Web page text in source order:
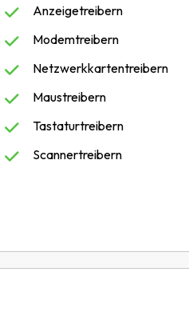
Anzeigetreibern
Modemtreibern
Netzwerkkartentreibern
Maustreibern
Tastaturtreibern
Scannertreibern